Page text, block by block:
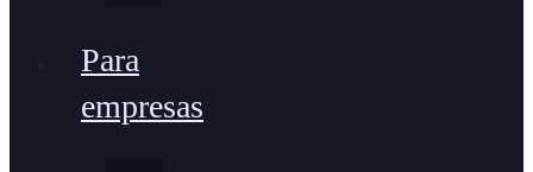
Para
empresas